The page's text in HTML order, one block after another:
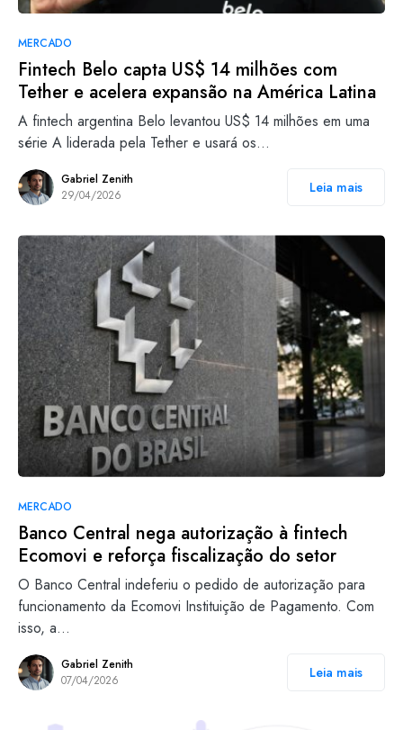
MERCADO
Fintech Belo capta US$ 14 milhões com
Tether e acelera expansão na América Latina
A fintech argentina Belo levantou US$ 14 milhões em uma
série A liderada pela Tether e usará os…
Gabriel Zenith
29/04/2026
Leia mais
MERCADO
Banco Central nega autorização à fintech
Ecomovi e reforça fiscalização do setor
O Banco Central indeferiu o pedido de autorização para
funcionamento da Ecomovi Instituição de Pagamento. Com
isso, a…
Gabriel Zenith
07/04/2026
Leia mais